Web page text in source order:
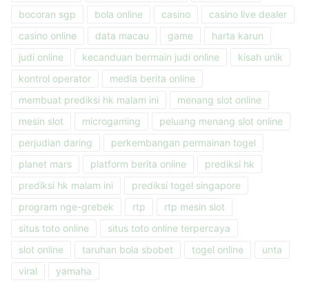
bocoran sgp
bola online casino
casino live dealer
casino online
data macau game
harta karun
judi online
kecanduan bermain judi online
kisah unik
kontrol operator
media berita online
membuat prediksi hk malam ini
menang slot online
mesin slot
microgaming
peluang menang slot online
perjudian daring
perkembangan permainan togel
planet mars
platform berita online
prediksi hk
prediksi hk malam ini
prediksi togel singapore
program nge-grebek
rtp
rtp mesin slot
situs toto online
situs toto online terpercaya
slot online
taruhan bola sbobet togel online
unta
viral
yamaha